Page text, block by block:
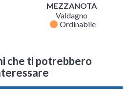
MEZZANOTA
Valdagno
fiber_manual_record Ordinabile
che ti potrebbero